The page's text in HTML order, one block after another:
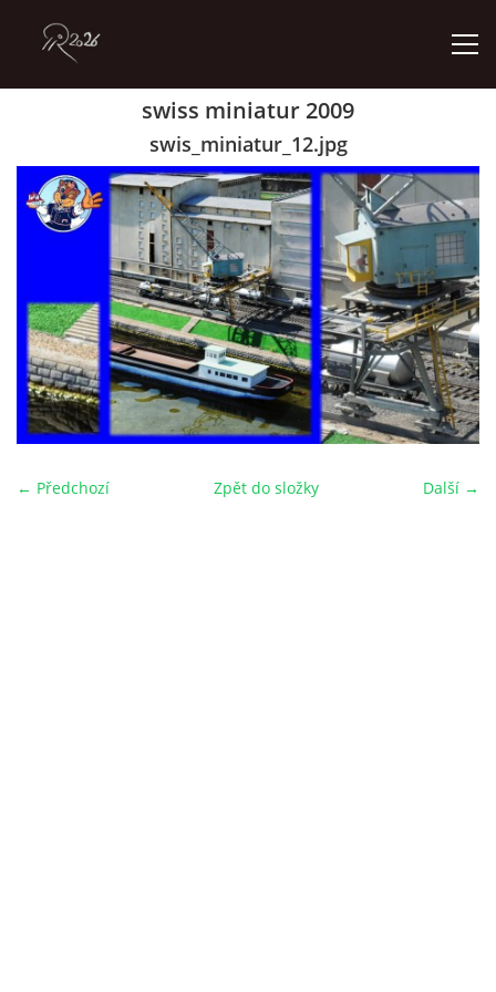
GALERIE
© 2026 eStránky.cz
swiss miniatur 2009
swis_miniatur_12.jpg
← Předchozí Další →
Zpět do složky